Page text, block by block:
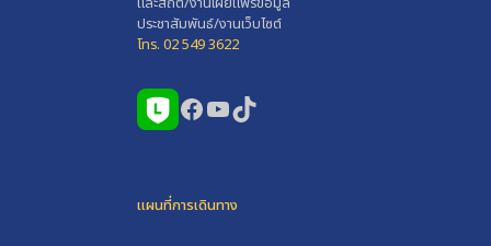
ประชาสัมพันธ์/งานเว็บไซต์
โทร. 02 549 3622
Facebook
YouTube
TikTok
แผนที่การเดินทาง